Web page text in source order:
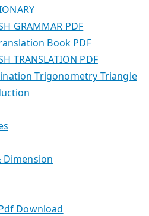
GRAMMAR PDF
Book PDF
TRANSLATION PDF
Trigonometry Triangle
Dimension
Download